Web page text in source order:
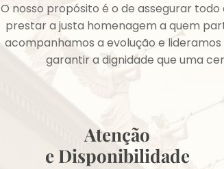
O nosso propósito é o de assegurar
prestar a justa homenagem a quem
acompanhamos a evolução e
garantir a dignidade que uma
Atenção
e Disponibilidade